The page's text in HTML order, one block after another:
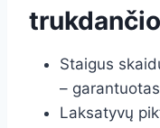
Staigus
–
Laksatyvų